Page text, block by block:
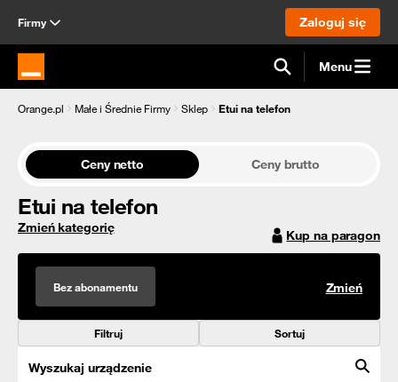
Firmy Zaloguj się
Strona główna Orange.pl Menu
Orange.pl Małe i Średnie Firmy Sklep Etui na telefon
Ceny netto Ceny brutto
Etui na telefon
Zmień kategorię Kup na paragon
Bez abonamentu Zmień
Filtruj Sortuj
Wyszukaj urządzenie